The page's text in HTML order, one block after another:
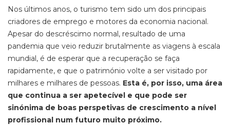
Nos últimos anos, o turismo tem sido um dos principais
criadores de emprego e motores da economia nacional.
Apesar do descréscimo normal, resultado de uma
pandemia que veio reduzir brutalmente as viagens à escala
mundial, é de esperar que a recuperação se faça
rapidamente, e que o património volte a ser visitado por
milhares e milhares de pessoas. Esta é, por isso, uma área
que continua a ser apetecível e que pode ser
sinónima de boas perspetivas de crescimento a nível
profissional num futuro muito próximo.